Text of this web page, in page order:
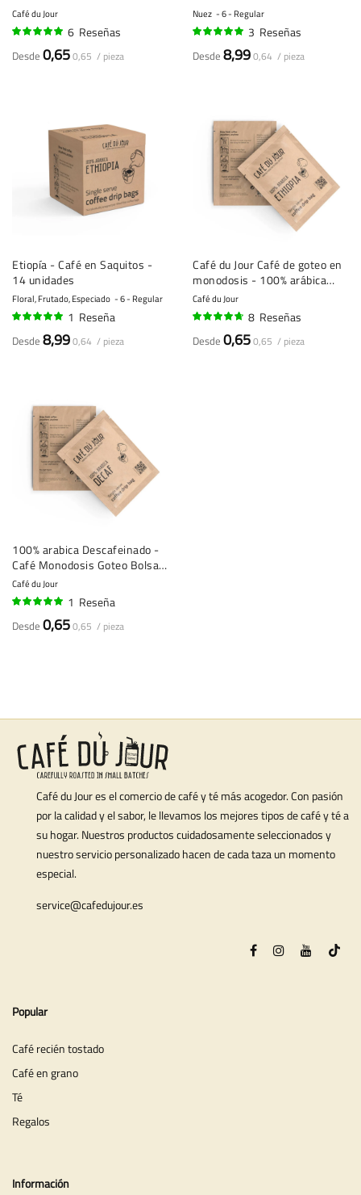
unidad
Café du Jour
6 Reseñas
Desde 0,650,65 / pieza
Nuez 6 - Regular
3 Reseñas
Desde 8,990,64 / pieza
Etiopía - Café en Saquitos -
14 unidades
Floral, Frutado, Especiado 6 - Regular
1 Reseña
Desde 8,990,64 / pieza
Café du Jour Café de goteo en
monodosis - 100% arábica
ETIOPÍA - ¡café de filtro para
llevar!
Café du Jour
8 Reseñas
Desde 0,650,65 / pieza
100% arabica Descafeinado -
Café Monodosis Goteo Bolsa -
1 unidad
Café du Jour
1 Reseña
Desde 0,650,65 / pieza
Café du Jour es el comercio de café y té más acogedor. Con pasión
por la calidad y el sabor, le llevamos los mejores tipos de café y té a
su hogar. Nuestros productos cuidadosamente seleccionados y
nuestro servicio personalizado hacen de cada taza un momento
especial.
service@cafedujour.es
Popular
Café recién tostado
Café en grano
Té
Regalos
Información